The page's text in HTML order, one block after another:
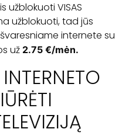
užblokuoti VISAS
užblokuoti, tad jūs
internete su
už 2.75 €/mėn.